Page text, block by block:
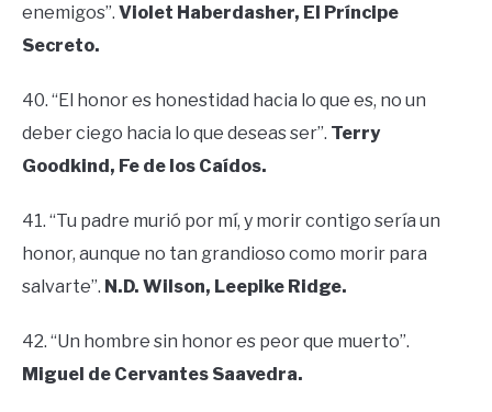
enemigos”. Violet Haberdasher, El Príncipe
Secreto.
40. “El honor es honestidad hacia lo que es, no un
deber ciego hacia lo que deseas ser”. Terry
Goodkind, Fe de los Caídos.
41. “Tu padre murió por mí, y morir contigo sería un
honor, aunque no tan grandioso como morir para
salvarte”. N.D. Wilson, Leepike Ridge.
42. “Un hombre sin honor es peor que muerto”.
Miguel de Cervantes Saavedra.